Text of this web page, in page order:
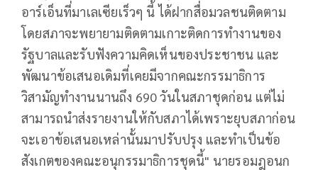
อาร์เอ็นที่มาเลเซียเร็วๆ นี้ ได้ฝากสื่อมวลชนติดตาม
โดยสภาจะพยายามติดตามเกาะติดการทำงานของ
รัฐบาลและรับฟังความคิดเห็นของประชาชน และ
พัฒนาข้อเสนอเดิมที่เคยมีจากคณะกรรมาธิการ
วิสามัญทำงานนานถึง 690 วันในสภาชุดก่อน แต่ไม่
สามารถนำส่งรายงานให้กับสภาได้เพราะยุบสภาก่อน
จะเอาข้อเสนอเหล่านั้นมาปรับปรุง และทำเป็นข้อ
สังเกตของคณะอนุกรรมาธิการชุดนี้" นายรอมฎอนก